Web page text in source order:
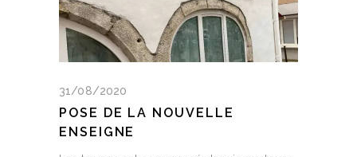
31/08/2020
POSE DE LA NOUVELLE
ENSEIGNE